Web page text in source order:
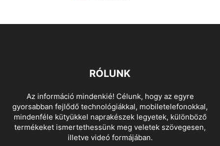
RÓLUNK
Az információ mindenkié! Célunk, hogy az egyre
gyorsabban fejlődő technológiákkal, mobiletelefonokkal,
mindenféle kütyükkel naprakészek legyetek, különböző
termékeket ismertethessünk meg veletek szövegesen,
illetve videó formájában.